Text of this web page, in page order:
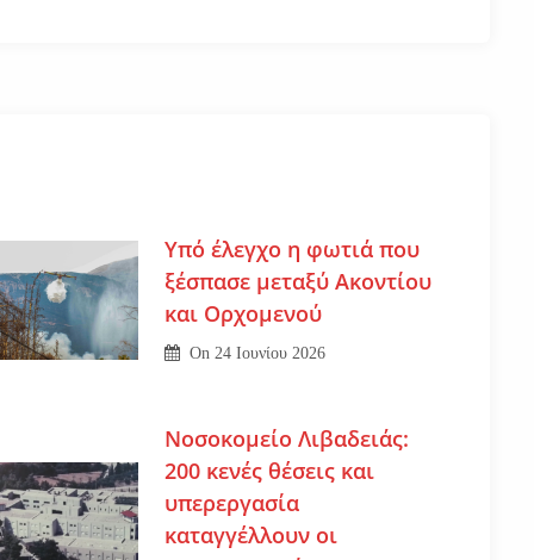
Υπό έλεγχο η φωτιά που
ξέσπασε μεταξύ Ακοντίου
και Ορχομενού
On 24 Ιουνίου 2026
Νοσοκομείο Λιβαδειάς:
200 κενές θέσεις και
υπερεργασία
καταγγέλλουν οι